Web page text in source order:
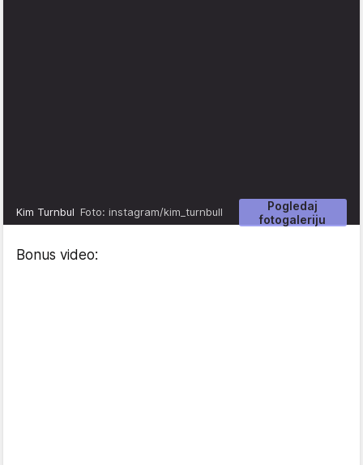
Pogledaj
fotogaleriju
Kim Turnbul Foto: instagram/kim_turnbull
Bonus video: